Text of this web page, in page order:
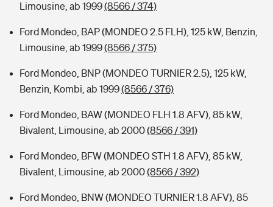
Limousine, ab 1999(8566 / 374)
Ford Mondeo, BAP (MONDEO 2.5 FLH), 125 kW, Benzin,
Limousine, ab 1999(8566 / 375)
Ford Mondeo, BNP (MONDEO TURNIER 2.5), 125 kW,
Benzin, Kombi, ab 1999(8566 / 376)
Ford Mondeo, BAW (MONDEO FLH 1.8 AFV), 85 kW,
Bivalent, Limousine, ab 2000(8566 / 391)
Ford Mondeo, BFW (MONDEO STH 1.8 AFV), 85 kW,
Bivalent, Limousine, ab 2000(8566 / 392)
Ford Mondeo, BNW (MONDEO TURNIER 1.8 AFV), 85